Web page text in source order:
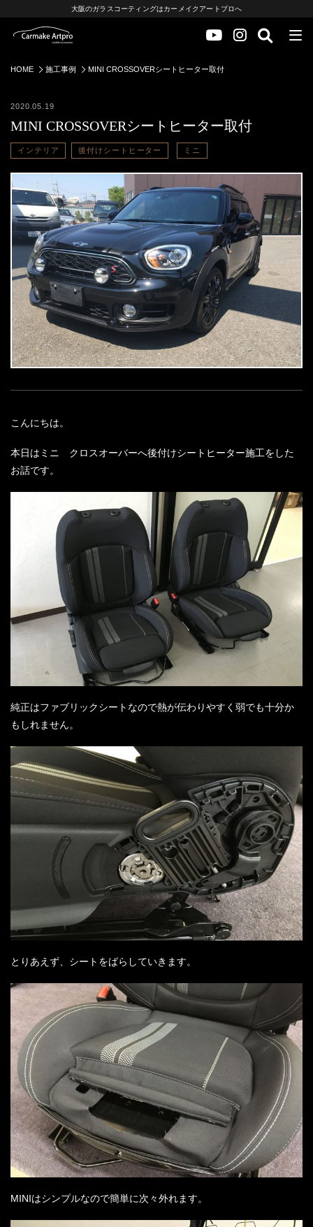
大阪のガラスコーティングはカーメイクアートプロへ
HOME 施工事例 MINI CROSSOVERシートヒーター取付
2020.05.19
MINI CROSSOVERシートヒーター取付
インテリア 後付けシートヒーター ミニ
こんにちは。
本日はミニ クロスオーバーへ後付けシートヒーター施工をした
お話です。
純正はファブリックシートなので熱が伝わりやすく弱でも十分か
もしれません。
とりあえず、シートをばらしていきます。
MINIはシンプルなので簡単に次々外れます。